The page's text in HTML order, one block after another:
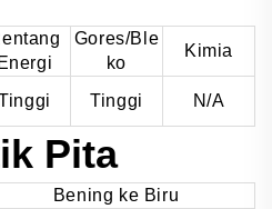
Pita
Energi
Gores/Ble
ko
Kimia
Tinggi N/A
Bening ke Biru